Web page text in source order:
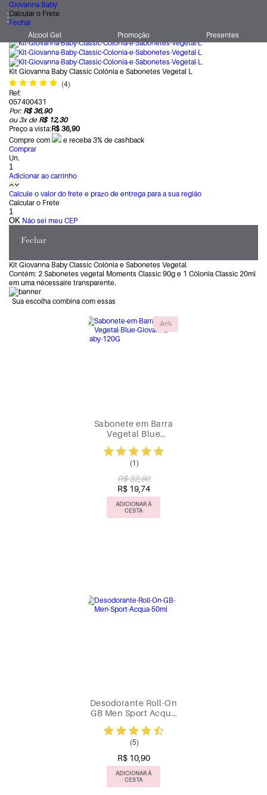
Álcool Gel Promoção Presentes
Giovanna Baby
Kits
Para Ela
Kit Giovanna Baby Classic Colônia e Sabonetes Vegetal L
(4)
Ref:
057400431
Por: R$ 36,90
ou 3xde R$ 12,30
Preço a vista:R$ 36,90
Compre com
e receba 3% de cashback
Comprar
Un.
Adicionar ao carrinho
Calcule o valor do frete e prazo de entrega para a sua região
Giovanna Baby
Calcular o Frete
Fechar
Calcular o Frete
Não sei meu CEP
Fechar
Kit Giovanna Baby Classic Colônia e Sabonetes Vegetal
Contém: 2 Sabonetes vegetal Moments Classic 90g e 1 Côlonia Classic 20ml
em uma nécessaire transparente.
Sua escolha combina com essas
40%
Sabonete em Barra
Vegetal Blue
(1)
R$ 32,90
R$ 19,74
ADICIONAR À
CESTA
Desodorante Roll-On
GB Men Sport Acqua
(5)
R$ 10,90
ADICIONAR À
CESTA